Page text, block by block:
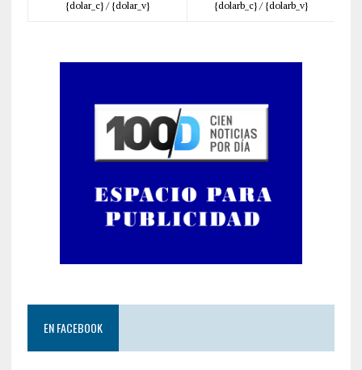
{dolar_c} / {dolar_v} {dolarb_c} / {dolarb_v}
EN FACEBOOK